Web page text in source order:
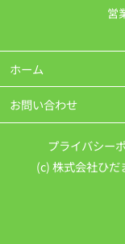
営
ホーム
お問い合わせ
プライバシー
(c) 株式会社ひ